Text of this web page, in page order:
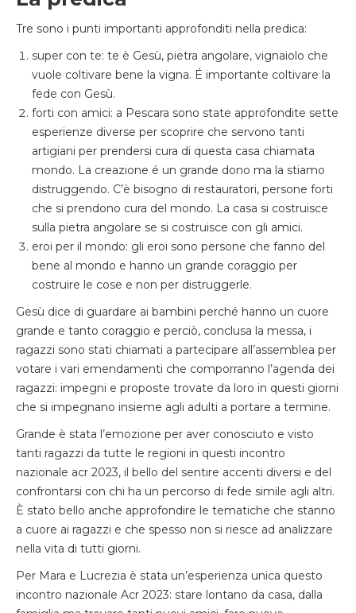
Tre sono i punti importanti approfonditi nella predica:
super con te: te è Gesù, pietra angolare, vignaiolo che
vuole coltivare bene la vigna. É importante coltivare la
fede con Gesù.
forti con amici: a Pescara sono state approfondite sette
esperienze diverse per scoprire che servono tanti
artigiani per prendersi cura di questa casa chiamata
mondo. La creazione é un grande dono ma la stiamo
distruggendo. C’è bisogno di restauratori, persone forti
che si prendono cura del mondo. La casa si costruisce
sulla pietra angolare se si costruisce con gli amici.
eroi per il mondo: gli eroi sono persone che fanno del
bene al mondo e hanno un grande coraggio per
costruire le cose e non per distruggerle.
Gesù dice di guardare ai bambini perché hanno un cuore
grande e tanto coraggio e perciò, conclusa la messa, i
ragazzi sono stati chiamati a partecipare all’assemblea per
votare i vari emendamenti che comporranno l’agenda dei
ragazzi: impegni e proposte trovate da loro in questi giorni
che si impegnano insieme agli adulti a portare a termine.
Grande è stata l’emozione per aver conosciuto e visto
tanti ragazzi da tutte le regioni in questi incontro
nazionale acr 2023, il bello del sentire accenti diversi e del
confrontarsi con chi ha un percorso di fede simile agli altri.
È stato bello anche approfondire le tematiche che stanno
a cuore ai ragazzi e che spesso non si riesce ad analizzare
nella vita di tutti giorni.
Per Mara e Lucrezia è stata un’esperienza unica questo
incontro nazionale Acr 2023: stare lontano da casa, dalla